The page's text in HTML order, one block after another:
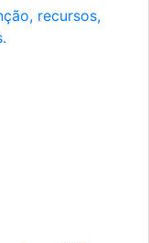
recursos,